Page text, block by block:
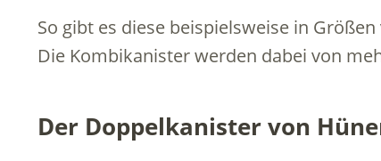
So gibt es diese beispielsweise in
Die Kombikanister werden dabei von
Der Doppelkanister von